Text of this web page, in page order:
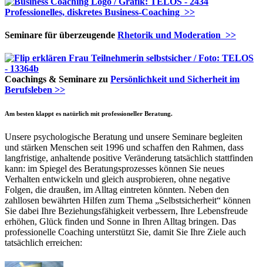
Professionelles, diskretes Business-Coaching >>
Seminare für überzeugende Rhetorik und Moderation >>
Coachings & Seminare zu Persönlichkeit und Sicherheit im
Berufsleben >>
Am besten klappt es natürlich mit professioneller Beratung.
Unsere psychologische Beratung und unsere Seminare begleiten
und stärken Menschen seit 1996 und schaffen den Rahmen, dass
langfristige, anhaltende positive Veränderung tatsächlich stattfinden
kann: im Spiegel des Beratungsprozesses können Sie neues
Verhalten entwickeln und gleich ausprobieren, ohne negative
Folgen, die draußen, im Alltag eintreten könnten. Neben den
zahllosen bewährten Hilfen zum Thema „Selbstsicherheit“ können
Sie dabei Ihre Beziehungsfähigkeit verbessern, Ihre Lebensfreude
erhöhen, Glück finden und Sonne in Ihren Alltag bringen. Das
professionelle Coaching unterstützt Sie, damit Sie Ihre Ziele auch
tatsächlich erreichen: